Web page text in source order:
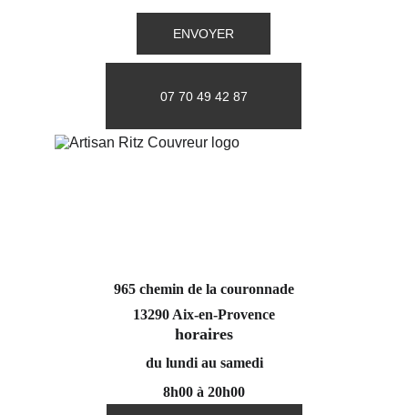
ENVOYER
07 70 49 42 87
965 chemin de la couronnade
13290 Aix-en-Provence
horaires
du lundi au samedi
8h00 à 20h00